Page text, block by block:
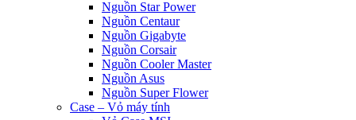
Nguồn Star Power
Nguồn Centaur
Nguồn Gigabyte
Nguồn Corsair
Nguồn Cooler Master
Nguồn Asus
Nguồn Super Flower
Case – Vỏ máy tính